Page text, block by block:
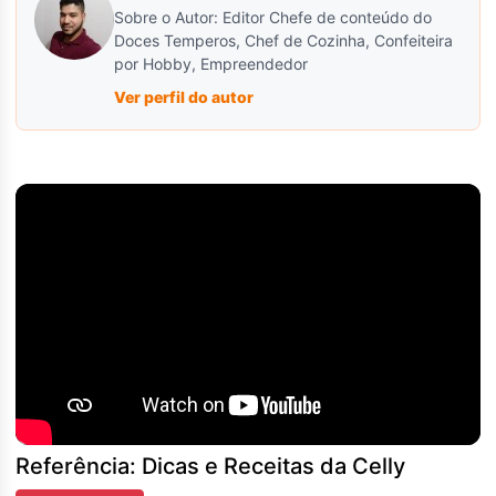
Sobre o Autor: Editor Chefe de conteúdo do
Doces Temperos, Chef de Cozinha, Confeiteira
por Hobby, Empreendedor
Ver perfil do autor
Referência: Dicas e Receitas da Celly